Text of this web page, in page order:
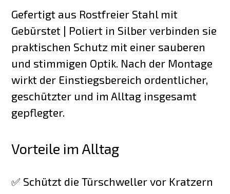
Gefertigt aus Rostfreier Stahl mit
Gebürstet | Poliert in Silber verbinden sie
praktischen Schutz mit einer sauberen
und stimmigen Optik. Nach der Montage
wirkt der Einstiegsbereich ordentlicher,
geschützter und im Alltag insgesamt
gepflegter.
Vorteile im Alltag
✅ Schützt die Türschweller vor Kratzern